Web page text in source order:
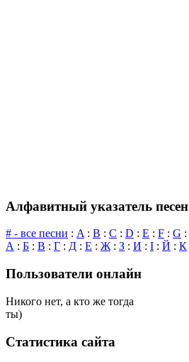
Алфавитный указатель песен
# - все песни : A: B : C : D : E : F : G :
А : Б : В : Г : Д : Е : Ж: З : И : І : Й : К
Пользователи онлайн
Никого нет, а кто же тогда
ты)
Статистика сайта